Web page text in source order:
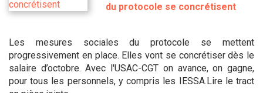
du protocole se concrétisent
Les mesures sociales du protocole se mettent
progressivement en place. Elles vont se concrétiser dès le
salaire d’octobre. Avec l'USAC-CGT on avance, on gagne,
pour tous les personnels, y compris les IESSA.Lire le tract